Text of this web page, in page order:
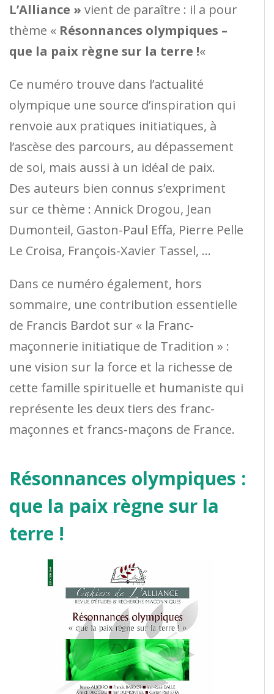
L’Alliance » vient de paraître : il a pour
thème « Résonnances olympiques –
que la paix règne sur la terre !«
Ce numéro trouve dans l’actualité
olympique une source d’inspiration qui
renvoie aux pratiques initiatiques, à
l’ascèse des parcours, au dépassement
de soi, mais aussi à un idéal de paix.
Des auteurs bien connus s’expriment
sur ce thème : Annick Drogou, Jean
Dumonteil, Gaston-Paul Effa, Pierre Pelle
Le Croisa, François-Xavier Tassel, …
Dans ce numéro également, hors
sommaire, une contribution essentielle
de Francis Bardot sur « la Franc-
maçonnerie initiatique de Tradition » :
une vision sur la force et la richesse de
cette famille spirituelle et humaniste qui
représente les deux tiers des franc-
maçonnes et francs-maçons de France.
Résonnances olympiques :
que la paix règne sur la
terre !